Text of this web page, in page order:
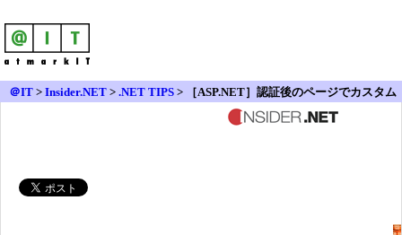
＠IT > Insider.NET > .NET TIPS > ［ASP.NET］認証後のページでカスタム